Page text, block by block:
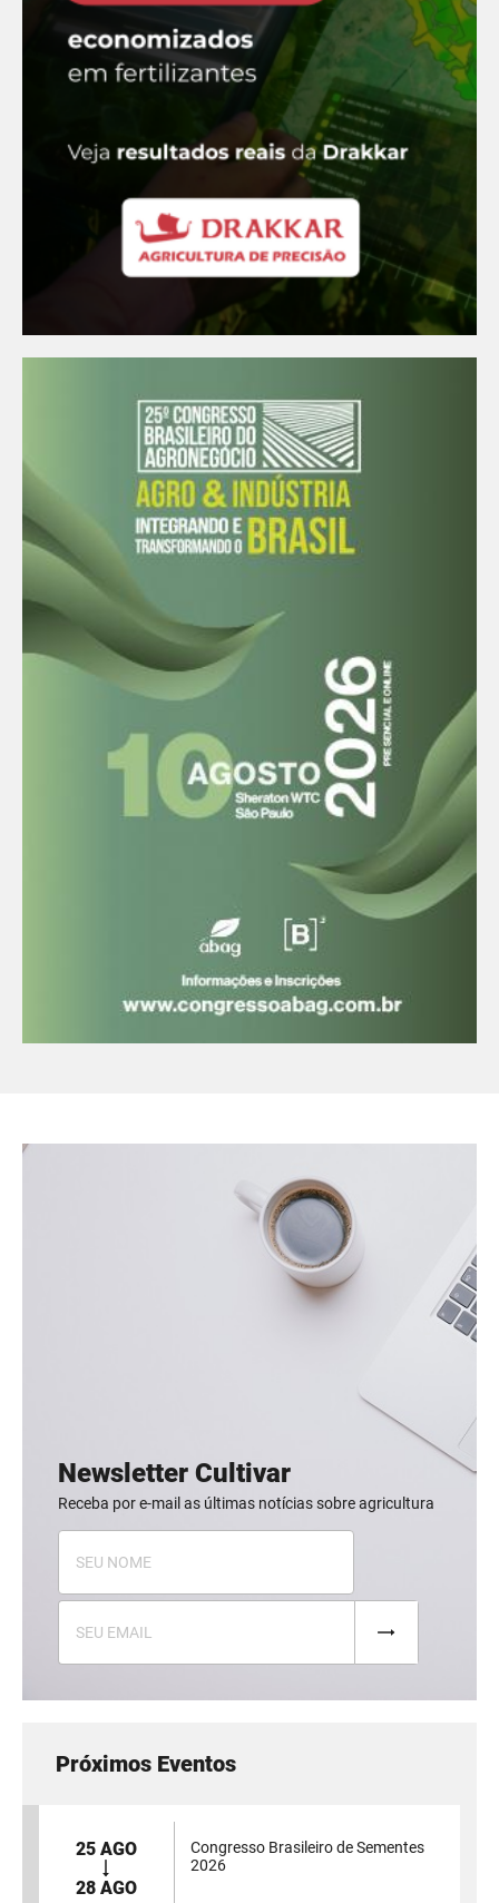
Newsletter Cultivar
Receba por e-mail as últimas notícias sobre agricultura
Próximos Eventos
25 AGO
28 AGO
Congresso Brasileiro de Sementes
2026